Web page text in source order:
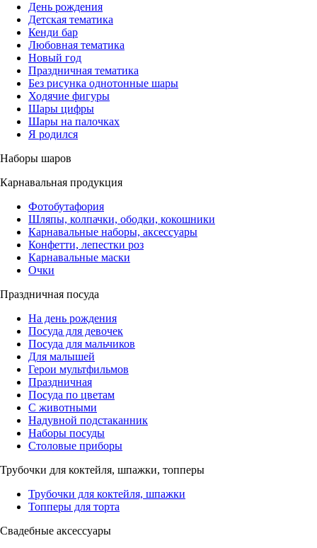
День рождения
Детская тематика
Кенди бар
Любовная тематика
Новый год
Праздничная тематика
Без рисунка однотонные шары
Ходячие фигуры
Шары цифры
Шары на палочках
Я родился
Наборы шаров
Карнавальная продукция
Фотобутафория
Шляпы, колпачки, ободки, кокошники
Карнавальные наборы, аксессуары
Конфетти, лепестки роз
Карнавальные маски
Очки
Праздничная посуда
На день рождения
Посуда для девочек
Посуда для мальчиков
Для малышей
Герои мультфильмов
Праздничная
Посуда по цветам
С животными
Надувной подстаканник
Наборы посуды
Столовые приборы
Трубочки для коктейля, шпажки, топперы
Трубочки для коктейля, шпажки
Топперы для торта
Свадебные аксессуары